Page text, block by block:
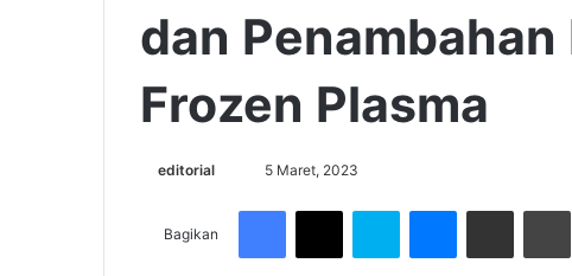
dan
Frozen Plasma
editorial 5 Maret, 2023
Bagikan
Facebook
X Skype Messenger
Share via Email